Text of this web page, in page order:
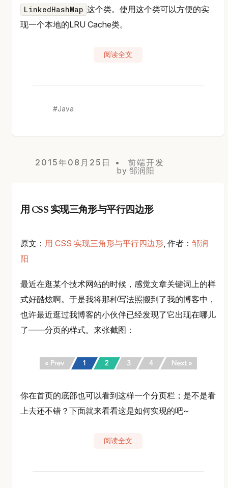
LinkedHashMap 这个类。使用这个类可以方便的实
现一个本地的LRU Cache类。
阅读全文
Java
2015年08月25日
前端开发
by 邹润阳
用 CSS 实现三角形与平行四边形
原文： 用 CSS 实现三角形与平行四边形, 作者： 邹润
阳
最近在逛某个技术网站的时候，感觉文章关键词上的样
式好酷炫啊。于是我将那种写法照搬到了我的博客中，
也许最近逛过我博客的小伙伴已经发现了它出现在哪儿
了——分页的样式。来张截图：
你在首页的底部也可以看到这样一个分页栏；是不是看
上去还不错？下面就来看看这是如何实现的吧~
阅读全文